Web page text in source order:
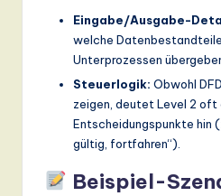
Eingabe/Ausgabe-
welche
Unterprozessen
Steuerlogik: Obwohl
zeigen, deutet Level 2 oft
Entscheidungspunkte hin
gültig, fortfahren“).
Beispiel-